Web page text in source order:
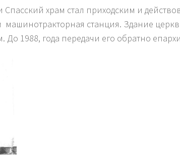
храм стал приходским и
машинотракторная станция. Здание
До 1988, года передачи его обратно